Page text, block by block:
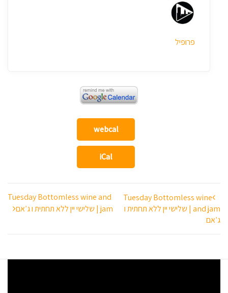
פרופיל
webcal
iCal
ניווט
Tuesday Bottomless wine
and jam | שלישי יין ללא תחתית ו
ג’אם
Tuesday Bottomless wine and
jam | שלישי יין ללא תחתית ו ג’אם